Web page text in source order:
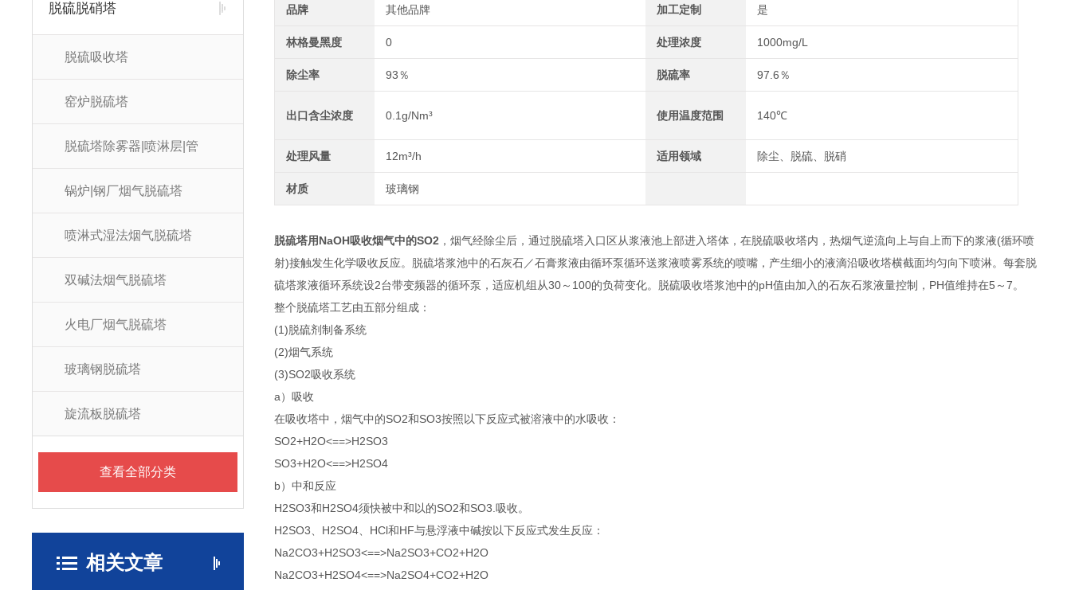
脱硫脱硝塔
脱硫吸收塔
窑炉脱硫塔
脱硫塔除雾器|喷淋层|管
锅炉|钢厂烟气脱硫塔
喷淋式湿法烟气脱硫塔
双碱法烟气脱硫塔
火电厂烟气脱硫塔
玻璃钢脱硫塔
旋流板脱硫塔
查看全部分类
相关文章
品牌 其他品牌 加工定制 是
林格曼黑度 0 处理浓度 1000mg/L
除尘率 93％ 脱硫率 97.6％
出口含尘浓度 0.1g/Nm³ 使用温度范围 140℃
处理风量 12m³/h 适用领域 除尘、脱硫、脱硝
材质 玻璃钢
脱硫塔用NaOH吸收烟气中的SO2 ，烟气经除尘后，通过脱硫塔入口区从浆液池上部进入塔体，在脱硫吸收塔内，热烟气逆流向上与自上而下的浆液(循环喷
射)接触发生化学吸收反应。脱硫塔浆池中的石灰石／石膏浆液由循环泵循环送浆液喷雾系统的喷嘴，产生细小的液滴沿吸收塔横截面均匀向下喷淋。每套脱
硫塔浆液循环系统设2台带变频器的循环泵，适应机组从30～100的负荷变化。脱硫吸收塔浆池中的pH值由加入的石灰石浆液量控制，PH值维持在5～7。
整个脱硫塔工艺由五部分组成：
(1)脱硫剂制备系统
(2)烟气系统
(3)SO2吸收系统
a）吸收
在吸收塔中，烟气中的SO2和SO3按照以下反应式被溶液中的水吸收：
SO2+H2O<==>H2SO3
SO3+H2O<==>H2SO4
b）中和反应
H2SO3和H2SO4须快被中和以的SO2和SO3.吸收。
H2SO3、H2SO4、HCl和HF与悬浮液中碱按以下反应式发生反应：
Na2CO3+H2SO3<==>Na2SO3+CO2+H2O
Na2CO3+H2SO4<==>Na2SO4+CO2+H2O